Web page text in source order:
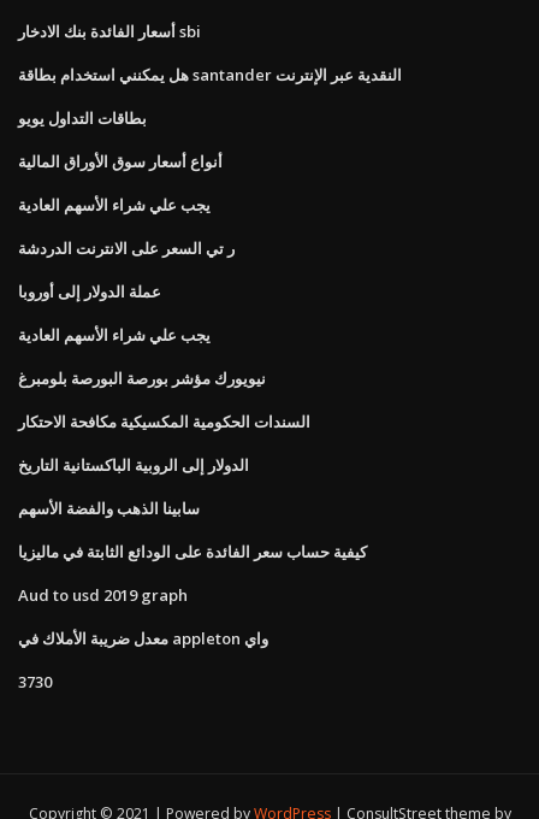
أسعار الفائدة بنك الادخار sbi
هل يمكنني استخدام بطاقة santander النقدية عبر الإنترنت
بطاقات التداول يويو
أنواع أسعار سوق الأوراق المالية
يجب علي شراء الأسهم العادية
ر تي السعر على الانترنت الدردشة
عملة الدولار إلى أوروبا
يجب علي شراء الأسهم العادية
نيويورك مؤشر بورصة البورصة بلومبرغ
السندات الحكومية المكسيكية مكافحة الاحتكار
الدولار إلى الروبية الباكستانية التاريخ
سابينا الذهب والفضة الأسهم
كيفية حساب سعر الفائدة على الودائع الثابتة في ماليزيا
Aud to usd 2019 graph
معدل ضريبة الأملاك في appleton واي
3730
Copyright © 2021 | Powered byWordPress ConsultStreet theme by